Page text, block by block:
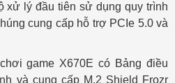
xử lý đầu tiên sử dụng quy trình
cung cấp hỗ trợ PCIe 5.0 và
game X670E có Bảng điều
và cung cấp M.2 Shield Frozr